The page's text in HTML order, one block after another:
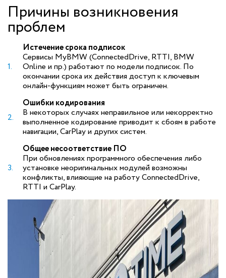
Причины возникновения
проблем
Истечение срока подписок
Сервисы MyBMW (ConnectedDrive, RTTI, BMW
Online и пр.) работают по модели подписок. По
окончании срока их действия доступ к ключевым
онлайн-функциям может быть ограничен.
Ошибки кодирования
В некоторых случаях неправильное или некорректно
выполненное кодирование приводит к сбоям в работе
навигации, CarPlay и других систем.
Общее несоответствие ПО
При обновлениях программного обеспечения либо
установке неоригинальных модулей возможны
конфликты, влияющие на работу ConnectedDrive,
RTTI и CarPlay.